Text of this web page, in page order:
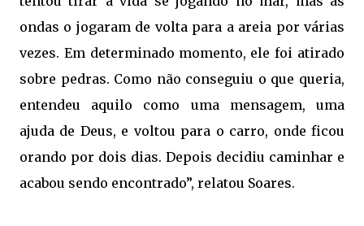
ondas o jogaram de volta para a areia por várias
vezes. Em determinado momento, ele foi atirado
sobre pedras. Como não conseguiu o que queria,
entendeu aquilo como uma mensagem, uma
ajuda de Deus, e voltou para o carro, onde ficou
orando por dois dias. Depois decidiu caminhar e
acabou sendo encontrado”, relatou Soares.